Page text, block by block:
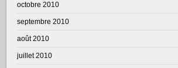
octobre 2010
septembre 2010
août 2010
juillet 2010